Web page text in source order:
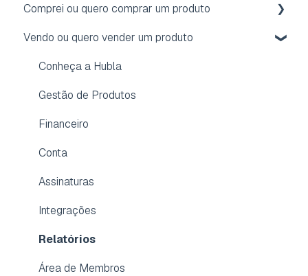
Comprei ou quero comprar um produto
Acesso
Reembolso
Assinatura
Conta
Dúvidas frequentes
Aplicativo para membros
Vendo ou quero vender um produto
Conheça a Hubla
Gestão de Produtos
Financeiro
Conta
Assinaturas
Integrações
Relatórios
Área de Membros